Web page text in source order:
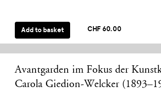
Add to basket CHF 60.00
Avantgarden im Fokus der
Carola Giedion-Welcker